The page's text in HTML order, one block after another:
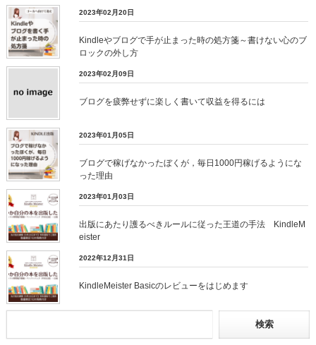
2023年02月20日
Kindleやブログで手が止まった時の処方箋～書けない心のブ
ロックの外し方
2023年02月09日
ブログを疲弊せずに楽しく書いて収益を得るには
2023年01月05日
ブログで稼げなかったぼくが，毎日1000円稼げるようにな
った理由
2023年01月03日
出版にあたり護るべきルールに従った王道の手法 KindleM
eister
2022年12月31日
KindleMeister Basicのレビューをはじめます